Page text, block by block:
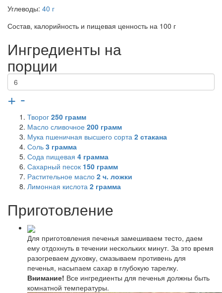
Углеводы: 40 г
Состав, калорийность и пищевая ценность на 100 г
Ингредиенты на
порции
+ -
Творог 250 грамм
Масло сливочное 200 грамм
Мука пшеничная высшего сорта 2 стакана
Соль 3 грамма
Сода пищевая 4 грамма
Сахарный песок 150 грамм
Растительное масло 2 ч. ложки
Лимонная кислота 2 грамма
Приготовление
Для приготовления печенья замешиваем тесто, даем
ему отдохнуть в течении нескольких минут. За это время
разогреваем духовку, смазываем противень для
печенья, насыпаем сахар в глубокую тарелку.
Внимание! Все ингредиенты для печенья должны быть
комнатной температуры.